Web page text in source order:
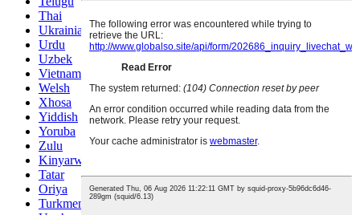
Thai
Ukrainian
Urdu
Uzbek
Vietnamese
Welsh
Xhosa
Yiddish
Yoruba
Zulu
Kinyarwanda
Tatar
Oriya
Turkmen